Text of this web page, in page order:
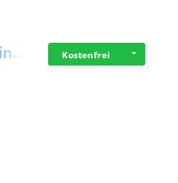
Kostenfrei